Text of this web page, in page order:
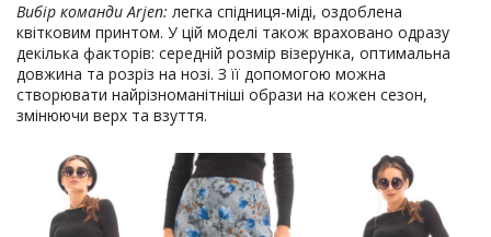
Вибір команди Arjen: легка спідниця-міді, оздоблена
квітковим принтом. У цій моделі також враховано одразу
декілька факторів: середній розмір візерунка, оптимальна
довжина та розріз на нозі. З її допомогою можна
створювати найрізноманітніші образи на кожен сезон,
змінюючи верх та взуття.